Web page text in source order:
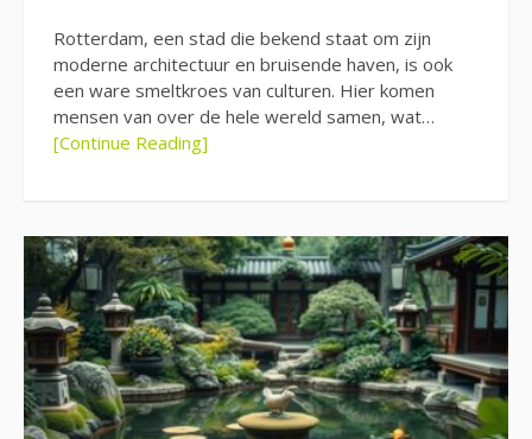
Rotterdam, een stad die bekend staat om zijn
moderne architectuur en bruisende haven, is ook
een ware smeltkroes van culturen. Hier komen
mensen van over de hele wereld samen, wat…
[Continue Reading]